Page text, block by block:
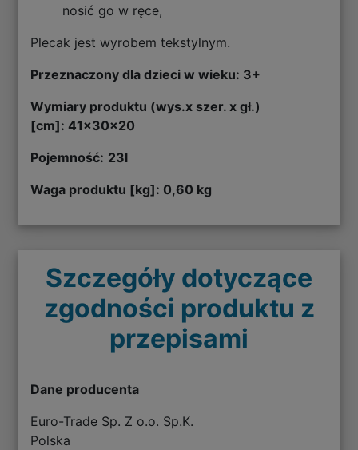
nosić go w ręce,
Plecak jest wyrobem tekstylnym.
Przeznaczony dla dzieci w wieku: 3+
Wymiary produktu (wys.x szer. x gł.)
[cm]: 41x30x20
Pojemność: 23l
Waga produktu [kg]: 0,60 kg
Szczegóły dotyczące
zgodności produktu z
przepisami
Dane producenta
Euro-Trade Sp. Z o.o. Sp.K.
Polska